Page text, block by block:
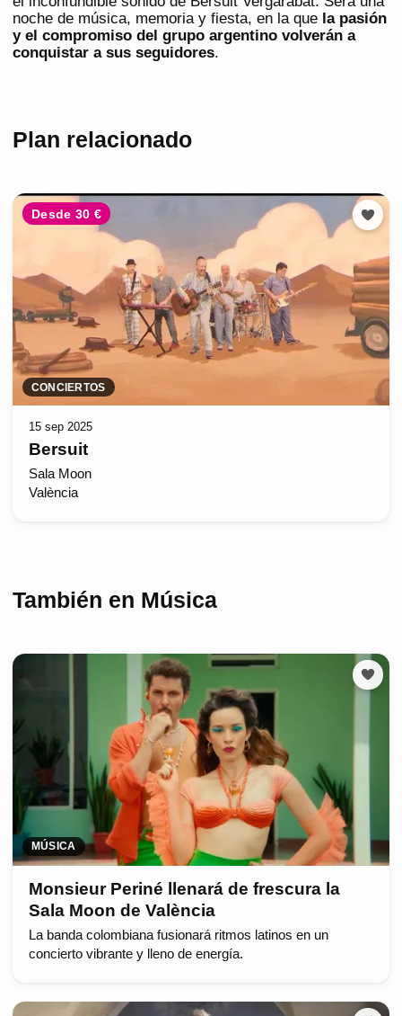
noche de música, memoria y fiesta, en la que la pasión
y el compromiso del grupo argentino volverán a
conquistar a sus seguidores.
Plan relacionado
Desde 30 €
CONCIERTOS
15 sep 2025
Bersuit
Sala Moon
València
También en Música
MÚSICA
Monsieur Periné llenará de frescura la
Sala Moon de València
La banda colombiana fusionará ritmos latinos en un
concierto vibrante y lleno de energía.